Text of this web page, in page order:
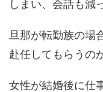
しまい、会話も減
旦那が転勤族の場
赴任してもらうの
女性が結婚後に仕